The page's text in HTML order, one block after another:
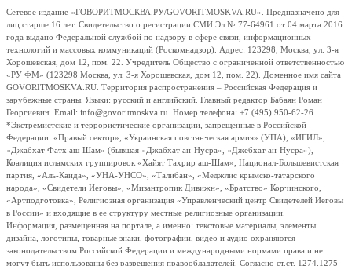
Сетевое издание «ГОВОРИТМОСКВА.РУ/GOVORITMOSKVA.RU». Предназначено для
лиц старше 16 лет. Свидетельство о регистрации СМИ Эл № 77-64961 от 04 марта 2016
года выдано Федеральной службой по надзору в сфере связи, информационных
технологий и массовых коммуникаций (Роскомнадзор). Адрес: 123298, Москва, ул. 3-я
Хорошевская, дом 12, пом. 22. Учредитель Общество с ограниченной ответственностью
«РУ ФМ» (123298 Москва, ул. 3-я Хорошевская, дом 12, пом. 22). Доменное имя сайта
GOVORITMOSKVA.RU. Территория распространения – Российская Федерация и
зарубежные страны. Языки: русский и английский. Главный редактор Бабаян Роман
Георгиевич. Email: info@govoritmoskva.ru. Номер телефона: +7 (495) 950-62-26
*Экстремистские и террористические организации, запрещенные в Российской
Федерации: «Правый сектор», «Украинская повстанческая армия» (УПА), «ИГИЛ»,
«Джабхат Фатх аш-Шам» (бывшая «Джабхат ан-Нусра», «Джебхат ан-Нусра»),
Коалиция исламских группировок «Хайят Тахрир аш-Шам», Национал-Большевистская
партия, «Аль-Каида», «УНА-УНСО», «Талибан», «Меджлис крымско-татарского
народа», «Свидетели Иеговы», «Мизантропик Дивижн», «Братство» Корчинского,
«Артподготовка», Религиозная организация «Управленческий центр Свидетелей Иеговы
в России» и входящие в ее структуру местные религиозные организации.
Информация, размещенная на портале, а именно: текстовые материалы, элементы
дизайна, логотипы, товарные знаки, фотографии, видео и аудио охраняются
законодательством Российской Федерации и международными нормами права и не
могут быть использованы без разрешения правообладателей. Согласно ст.ст. 1274,1275